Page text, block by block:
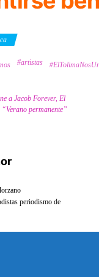
#artistas
a Jacob Forever, El
permanente”
periodismo de